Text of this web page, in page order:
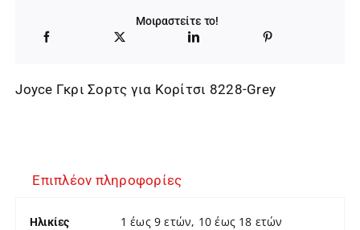
Μοιραστείτε το!
Joyce Γκρι Σορτς για Κορίτσι 8228-Grey
Επιπλέον πληροφορίες
Ηλικίες 1 έως 9 ετών, 10 έως 18 ετών